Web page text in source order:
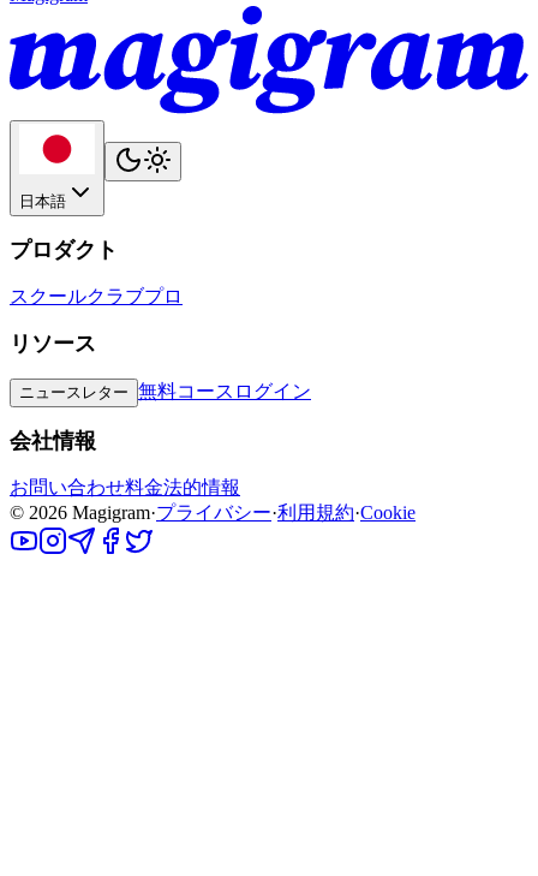
日本語
プロダクト
スクールクラブプロ
リソース
ニュースレター 無料コース ログイン
会社情報
お問い合わせ料金法的情報
© 2026 Magigram·プライバシー·利用規約·Cookie